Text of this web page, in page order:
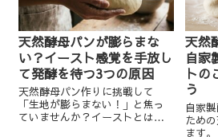
天然酵母パンが膨らまな
い？イースト感覚を手放し
て発酵を待つ3つの原因
天然酵母パン作りに挑戦して
「生地が膨らまない！」と焦っ
ていませんか？イーストとは違
天然
自家
トの
う
自家
ため
ます